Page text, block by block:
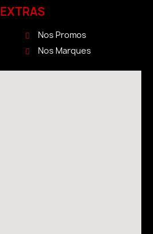
EXTRAS
Nos Promos
Nos Marques